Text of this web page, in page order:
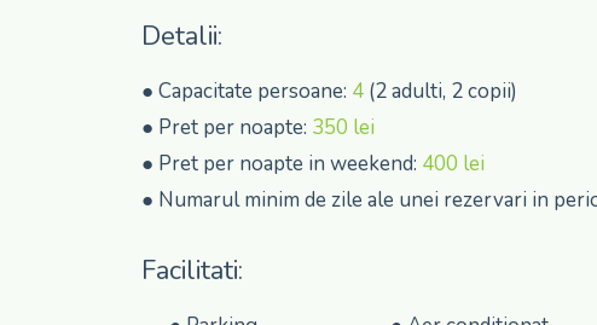
Detalii:
● Capacitate persoane: 4 (2 adulti, 2 copii)
● Pret per noapte: 350 lei
● Pret per noapte in weekend: 400 lei
● Numarul minim de zile ale unei rezervari in
Facilitati: